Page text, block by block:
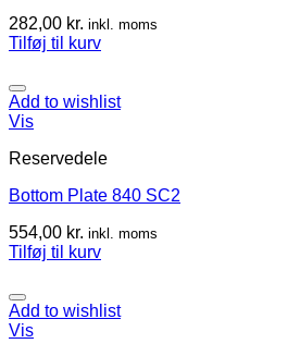
282,00 kr. inkl. moms
Tilføj til kurv
Add to wishlist
Vis
Reservedele
Bottom Plate 840 SC2
554,00 kr. inkl. moms
Tilføj til kurv
Add to wishlist
Vis